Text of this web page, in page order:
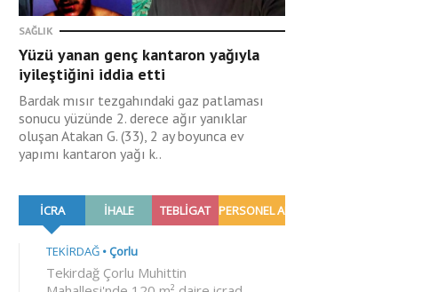
SAĞLIK
Yüzü yanan genç kantaron yağıyla
iyileştiğini iddia etti
Bardak mısır tezgahındaki gaz patlaması
sonucu yüzünde 2. derece ağır yanıklar
oluşan Atakan G. (33), 2 ay boyunca ev
yapımı kantaron yağı k..